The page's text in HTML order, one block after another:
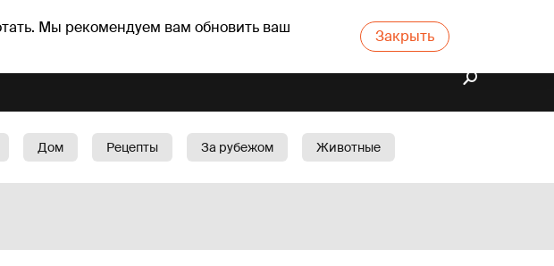
Мы рекомендуем вам обновить ваш
Закрыть
Дом Рецепты За рубежом
Животные